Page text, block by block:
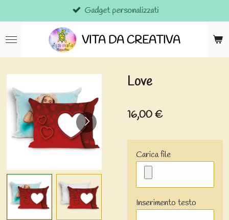
al
contenuto
VITA DA CREATIVA
Gadget personalizzati
Love
16,00 €
Carica file
Inserimento testo